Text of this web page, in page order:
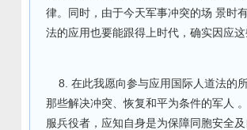
律。同时，由于今天军事冲突的场 景时
法的应用也要能跟得上时代，确实因应这
8. 在此我愿向参与应用国际人道法的
那些解决冲突、恢复和平为条件的军人
服兵役者，应知自身是为保障同胞安全